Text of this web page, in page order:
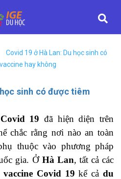
Covid 19 ở Hà Lan: Du học sinh có
hay không
sinh có được tiêm
19 đã hiện diện trên
chắc rằng nơi nào an toàn
thuộc vào phương pháp
gia. Ở Hà Lan, tất cả các
vaccine Covid 19kể cảdu